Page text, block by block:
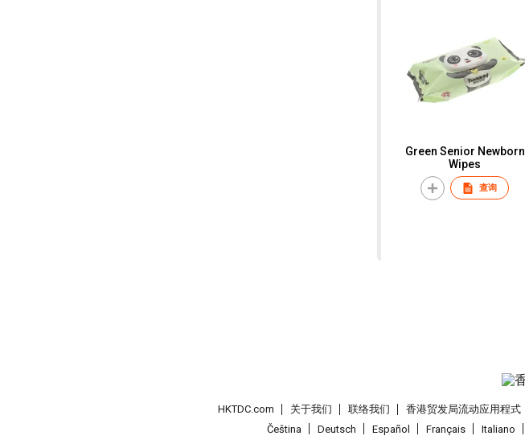
Green Senior Newborn
Wipes
查询
HKTDC.com 关于我们 联络我们 香港贸发局流动应用程式
Čeština
Deutsch Español Français Italiano